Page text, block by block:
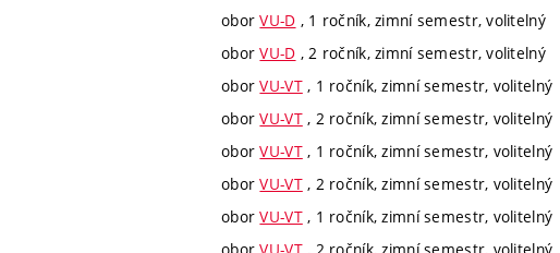
oborVU-D , 1 ročník, zimní semestr, volitelný
oborVU-D , 2 ročník, zimní semestr, volitelný
oborVU-VT, 1 ročník, zimní semestr, volitelný
oborVU-VT, 2 ročník, zimní semestr, volitelný
oborVU-VT, 1 ročník, zimní semestr, volitelný
oborVU-VT, 2 ročník, zimní semestr, volitelný
oborVU-VT, 1 ročník, zimní semestr, volitelný